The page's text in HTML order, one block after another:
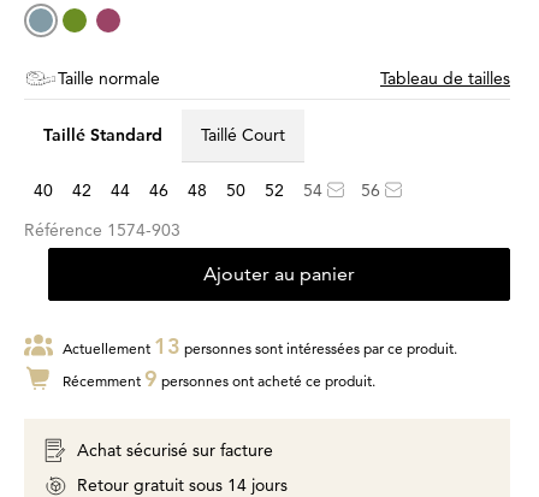
Taille normale Tableau de tailles
Taillé Standard Taillé Court
40 42 44 46 48 50 52 54
56
Référence 1574-903
Ajouter au panier
Actuellement 13 personnes sont intéressées par ce produit.
Récemment 9 personnes ont acheté ce produit.
Achat sécurisé sur facture
Retour gratuit sous 14 jours